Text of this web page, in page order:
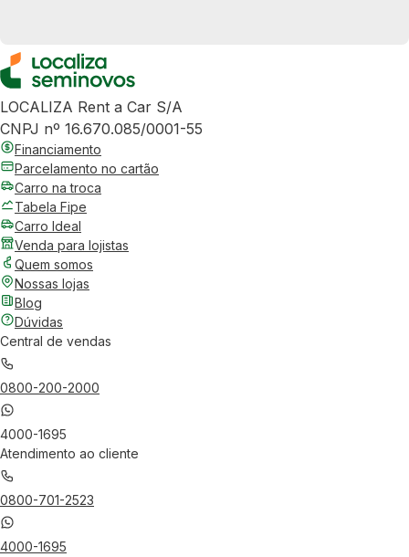
LOCALIZA Rent a Car S/A
CNPJ nº 16.670.085/0001-55
Financiamento
Parcelamento no cartão
Carro na troca
Tabela Fipe
Carro Ideal
Venda para lojistas
Quem somos
Nossas lojas
Blog
Dúvidas
Central de vendas
0800-200-2000
4000-1695
Atendimento ao cliente
0800-701-2523
4000-1695